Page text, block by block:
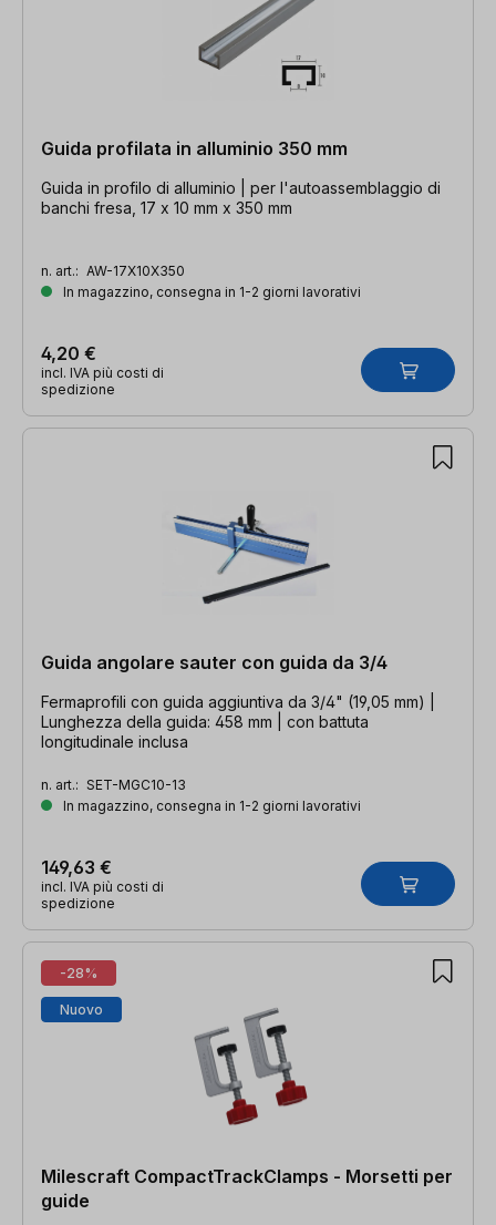
Guida profilata in alluminio 350 mm
Guida in profilo di alluminio | per l'autoassemblaggio di
banchi fresa, 17 x 10 mm x 350 mm
n. art.: AW-17X10X350
In magazzino, consegna in 1-2 giorni lavorativi
4,20 €
incl. IVA più costi di
spedizione
Guida angolare sauter con guida da 3/4
Fermaprofili con guida aggiuntiva da 3/4" (19,05 mm) |
Lunghezza della guida: 458 mm | con battuta
longitudinale inclusa
n. art.: SET-MGC10-13
In magazzino, consegna in 1-2 giorni lavorativi
149,63 €
incl. IVA più costi di
spedizione
-28%
Nuovo
Milescraft CompactTrackClamps - Morsetti per
guide